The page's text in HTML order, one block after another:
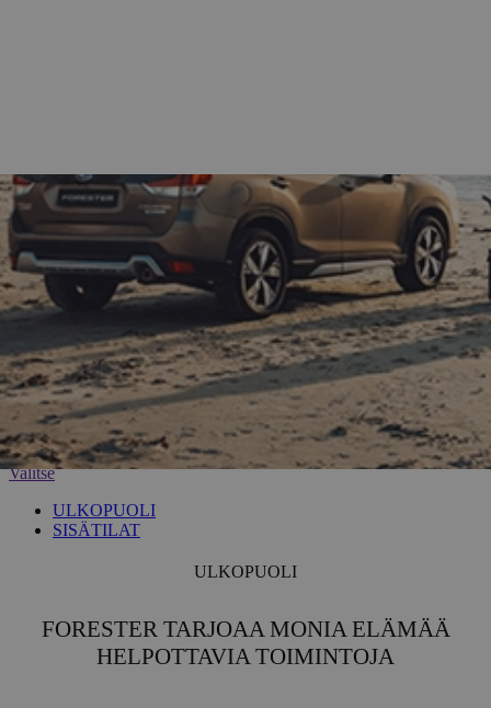
Valitse
ULKOPUOLI
SISÄTILAT
ULKOPUOLI
FORESTER TARJOAA MONIA ELÄMÄÄ
HELPOTTAVIA TOIMINTOJA